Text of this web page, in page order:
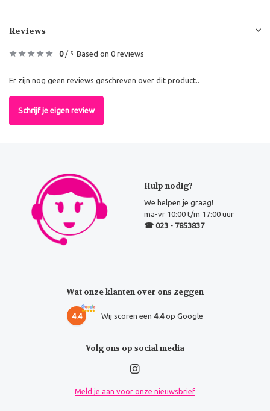
Reviews
0/ 5 Based on 0 reviews
Er zijn nog geen reviews geschreven over dit product..
Schrijf je eigen review
Hulp nodig?
We helpen je graag!
ma-vr 10:00 t/m 17:00 uur
☎ 023 - 7853837
Wat onze klanten over ons zeggen
4.4 Wij scoren een 4.4op Google
Volg ons op social media
Meld je aan voor onze nieuwsbrief